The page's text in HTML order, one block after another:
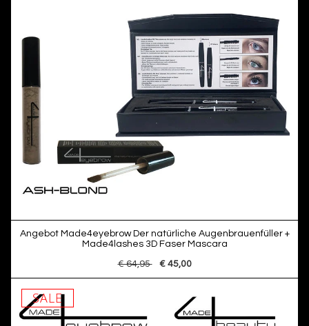
Angebot Made4eyebrow Der natürliche Augenbrauenfüller +
Made4lashes 3D Faser Mascara
€ 64,95 € 45,00
SALE